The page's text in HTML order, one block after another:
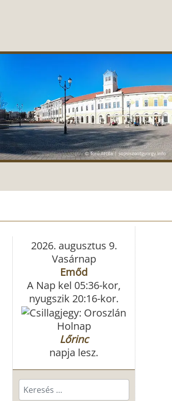
2026. augusztus 9.
Vasárnap
Emőd
A Nap kel 05:36-kor,
nyugszik 20:16-kor.
Holnap
Lőrinc
napja lesz.
Keresés...